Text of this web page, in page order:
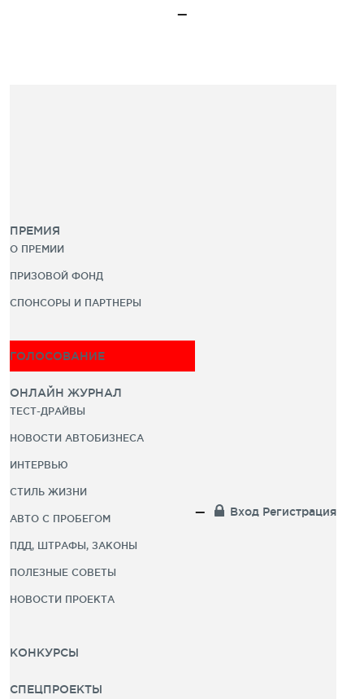
ПРЕМИЯ
О ПРЕМИИ
ПРИЗОВОЙ ФОНД
СПОНСОРЫ И ПАРТНЕРЫ
ГОЛОСОВАНИЕ
ОНЛАЙН ЖУРНАЛ
ТЕСТ-ДРАЙВЫ
НОВОСТИ АВТОБИЗНЕСА
ИНТЕРВЬЮ
СТИЛЬ ЖИЗНИ
АВТО С ПРОБЕГОМ
ПДД, ШТРАФЫ, ЗАКОНЫ
ПОЛЕЗНЫЕ СОВЕТЫ
НОВОСТИ ПРОЕКТА
КОНКУРСЫ
СПЕЦПРОЕКТЫ
Вход Регистрация